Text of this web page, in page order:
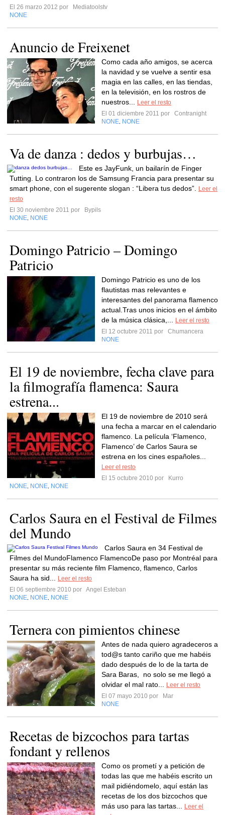
El 26 marzo 2012 por
Mediatoolstv
NONE
Anuncio de Freixenet
Como cada año amigos, se acerca
la navidad y se vuelve a sentir esa
magia en las calles, en las tiendas,
en la televisión, en los rostros de
nuestros...
Leer el resto
El 01 diciembre 2011 por
Contranight
NONE NONE
Va de danza : dedos y burbujas…
Este es JayFunk, un bailarín de Finger
Tutting. Lo contraron los de Samsung Francia para presentar su
smart phone, con el sugerente slogan : “Libera tus dedos”.
Leer el
resto
El 30 noviembre 2011 por
Bypils
NONE NONE
Domingo Patricio – Domingo
Patricio
Domingo Patricio es uno de los
flautistas mas relevantes e
interesantes del panorama flamenco
actual.Tras unos inicios en el ámbito
de la música clásica,...
Leer el resto
El 12 octubre 2011 por
Chumancera
NONE
El 19 de noviembre, fecha clave para
la filmografía flamenca: Saura
estrena...
El 19 de noviembre de 2010 será
una fecha a marcar en el calendario
flamenco. La película ‘Flamenco,
Flamenco’ de Carlos Saura se
estrena en los cines españoles...
Leer el resto
El 15 octubre 2010 por
Kurro
NONE NONE NONE
Carlos Saura en el Festival de Filmes
del Mundo
Carlos Saura en 34 Festival de
Filmes del MundoFlamenco FlamencoDe paso por Montréal para
presentar su más reciente film Flamenco, flamenco, Carlos
Saura ha sid...
Leer el resto
El 06 septiembre 2010 por Angel Esteban
NONE NONE NONE
Ternera con pimientos chinese
Antes de nada quiero agradeceros a
tod@s tanto cariño que me habéis
dado después de lo de la tarta de
Sara Baras, no solo se me llegó a
olvidar el mal rato...
Leer el resto
El 07 mayo 2010 por
Mar
NONE
Recetas de bizcochos para tartas
fondant y rellenos
Como os prometí y a petición de
todas las que me habéis escrito un
mail pidiéndomelo, aquí están las
recetas de los dos bizcochos que
más uso para las tartas...
Leer el